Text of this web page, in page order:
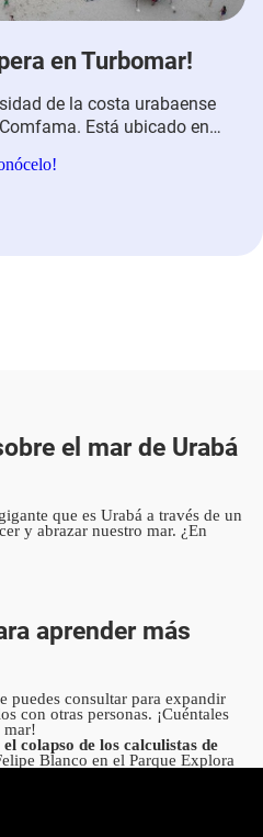
en Turbomar!
de la costa urabaense
Está ubicado en
el mar de Urabá
que es Urabá a través de un
y abrazar nuestro mar. ¿En
aprender más
puedes consultar para expandir
con otras personas. ¡Cuéntales
mar!
colapso de los calculistas de
Blanco en el Parque Explora